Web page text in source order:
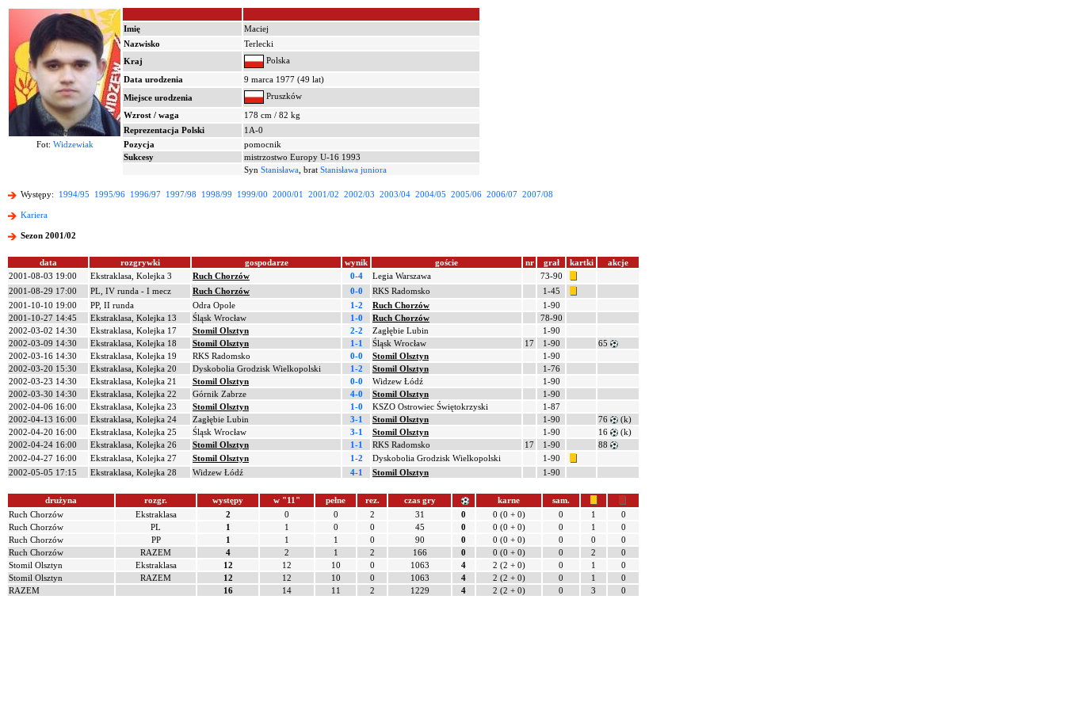
Imię
Maciej
Nazwisko
Terlecki
Kraj
Polska
Data urodzenia
9 marca 1977 (49 lat)
Miejsce urodzenia
Pruszków
Wzrost / waga
178 cm / 82 kg
Reprezentacja Polski
1A-0
Fot: Widzewiak Pozycja
pomocnik
Sukcesy
mistrzostwo Europy U-16 1993
Syn Stanisława , brat Stanisława juniora
Występy: 1994/95 1995/96 1996/97 1997/98 1998/99 1999/00 2000/01 2001/02 2002/03 2003/04 2004/05 2005/06 2006/07 2007/08
Kariera
Sezon 2001/02
data rozgrywki gospodarze wynik goście nr grał kartki
akcje
2001-08-03 19:00
Ekstraklasa, Kolejka 3 Ruch Chorzów 0-4 Legia Warszawa
73-90
2001-08-29 17:00
PL, IV runda - I mecz Ruch Chorzów 0-0 RKS Radomsko
1-45
2001-10-10 19:00
PP, II runda Odra Opole 1-2 Ruch Chorzów
1-90
2001-10-27 14:45
Ekstraklasa, Kolejka 13 Śląsk Wrocław 1-0 Ruch Chorzów
78-90
2002-03-02 14:30
Ekstraklasa, Kolejka 17 Stomil Olsztyn 2-2 Zagłębie Lubin
1-90
2002-03-09 14:30
Ekstraklasa, Kolejka 18 Stomil Olsztyn 1-1 Śląsk Wrocław 17 1-90
65
2002-03-16 14:30
Ekstraklasa, Kolejka 19 RKS Radomsko 0-0 Stomil Olsztyn
1-90
2002-03-20 15:30
Ekstraklasa, Kolejka 20 Dyskobolia Grodzisk Wielkopolski 1-2 Stomil Olsztyn
1-76
2002-03-23 14:30
Ekstraklasa, Kolejka 21 Stomil Olsztyn 0-0 Widzew Łódź
1-90
2002-03-30 14:30
Ekstraklasa, Kolejka 22 Górnik Zabrze 4-0 Stomil Olsztyn
1-90
2002-04-06 16:00
Ekstraklasa, Kolejka 23 Stomil Olsztyn 1-0 KSZO Ostrowiec Świętokrzyski
1-87
2002-04-13 16:00
Ekstraklasa, Kolejka 24 Zagłębie Lubin 3-1 Stomil Olsztyn 1-90 76
(k)
2002-04-20 16:00
Ekstraklasa, Kolejka 25 Śląsk Wrocław 3-1 Stomil Olsztyn 1-90 16
(k)
2002-04-24 16:00
Ekstraklasa, Kolejka 26 Stomil Olsztyn 1-1 RKS Radomsko 17 1-90
88
2002-04-27 16:00
Ekstraklasa, Kolejka 27 Stomil Olsztyn 1-2 Dyskobolia Grodzisk Wielkopolski
1-90
2002-05-05 17:15
Ekstraklasa, Kolejka 28 Widzew Łódź 4-1 Stomil Olsztyn 1-90
drużyna rozgr. występy w "11" pełne rez. czas gry karne
sam.
Ruch Chorzów
Ekstraklasa 2 0 0 2 31 0 0 (0 + 0) 0 1
0
Ruch Chorzów
PL 1 1 0 0 45 0 0 (0 + 0) 0 1
0
Ruch Chorzów
PP 1 1 1 0 90 0 0 (0 + 0) 0 0
0
Ruch Chorzów
RAZEM 4 2 1 2 166 0 0 (0 + 0) 0 2
0
Stomil Olsztyn
Ekstraklasa 12 12 10 0 1063 4 2 (2 + 0) 0 1
0
Stomil Olsztyn
RAZEM 12 12 10 0 1063 4 2 (2 + 0) 0 1
0
RAZEM
16 14 11 2 1229 4 2 (2 + 0) 0 3 0